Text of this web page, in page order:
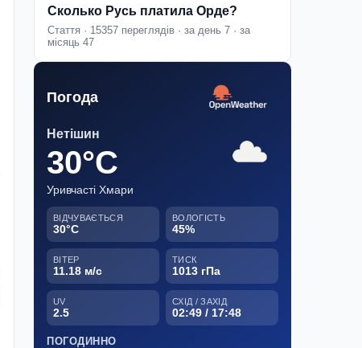
Сколько Русь платила Орде?
Стаття · 15357 переглядів · за день 7 · за
місяць 47
Погода
Нетішин
30°C
Уривчасті Хмари
ВІДЧУВАЄТЬСЯ
30°C
ВОЛОГІСТЬ
45%
ВІТЕР
11.18 м/с
ТИСК
1013 гПа
UV
2.5
СХІД / ЗАХІД
02:49 / 17:48
ПОГОДИННО